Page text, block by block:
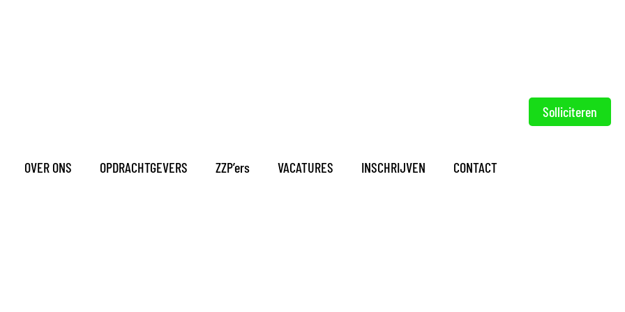
OVER ONS OPDRACHTGEVERS ZZP’ers VACATURES INSCHRIJVEN CONTACT
Solliciteren